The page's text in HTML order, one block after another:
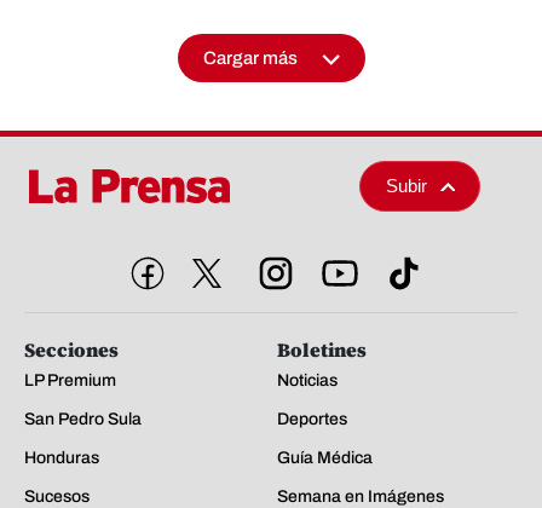
Cargar más
Subir
Secciones
LP Premium
San Pedro Sula
Honduras
Sucesos
Boletines
Noticias
Deportes
Guía Médica
Semana en Imágenes